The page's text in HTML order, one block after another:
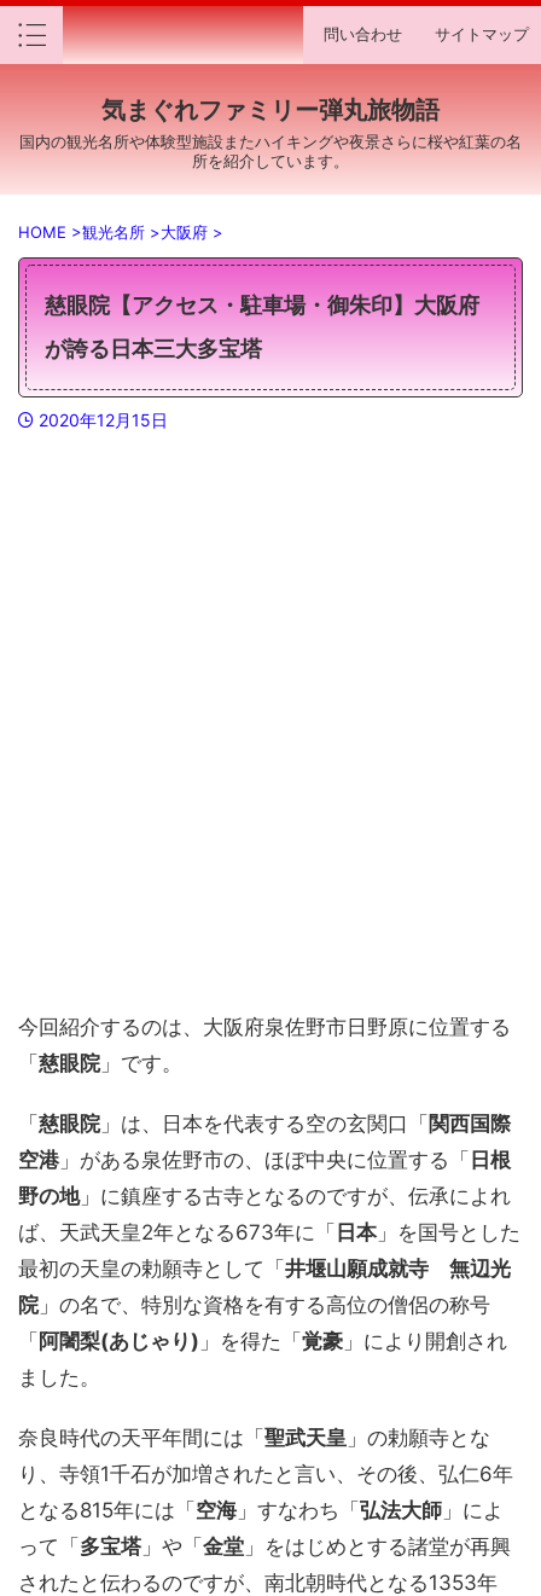
問い合わせ サイトマップ
気まぐれファミリー弾丸旅物語
国内の観光名所や体験型施設またハイキングや夜景さらに桜や紅葉の名
所を紹介しています。
HOME >観光名所 >大阪府 >
慈眼院【アクセス・駐車場・御朱印】大阪府
が誇る日本三大多宝塔
2020年12月15日
今回紹介するのは、大阪府泉佐野市日野原に位置する
「 慈眼院」です。
「 慈眼院」は、日本を代表する空の玄関口「 関西国際
空港」がある泉佐野市の、ほぼ中央に位置する「 日根
野の地」に鎮座する古寺となるのですが、伝承によれ
ば、天武天皇2年となる673年に「 日本」を国号とした
最初の天皇の勅願寺として「 井堰山願成就寺 無辺光
院」の名で、特別な資格を有する高位の僧侶の称号
「 阿闍梨(あじゃり) 」を得た「 覚豪 」により開創され
ました。
奈良時代の天平年間には「 聖武天皇 」の勅願寺とな
り、寺領1千石が加増されたと言い、その後、弘仁6年
となる815年には「 空海 」すなわち「 弘法大師 」によ
って「 多宝塔 」や「 金堂 」をはじめとする諸堂が再興
されたと伝わるのですが、南北朝時代となる1353年